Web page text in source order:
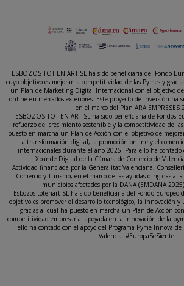
ESBOZOS TOT EN ART SL ha sido beneficiaria del Fondo
cuyo objetivo es mejorar la competitividad de las Pymes y
un Plan de Marketing Digital Internacional con el objetivo
online en mercados exteriores. Este proyecto de inversión ha
en el marco del Plan ARA EMPRESES
ESBOZOS TOT EN ART SL ha sido beneficiaria de Fondos
refuerzo del crecimiento sostenible y la competitividad de las
puesto en marcha un Plan de Acción con el objetivo de
la transformación digital, la promoción online y el
internacionales durante el año 2025. Para ello ha contado
Xpande Digital de la Cámara de Comercio de
Actividad financiada por la Generalitat Valenciana,
Comercio y Turismo, en el marco de las ayudas dirigidas a
municipios afectados por la DANA (EMDANA
Esbozos totenart SL ha sido beneficiaria del Fondo Europeo
objetivo es promover el desarrollo tecnológico, la innovación
gracias al cual ha puesto en marcha un Plan de Acción
competitividad empresarial apoyada en la innovación de la
ello ha contado con el apoyo del Programa Pyme Innova de
Valencia. #EuropaSeSiente